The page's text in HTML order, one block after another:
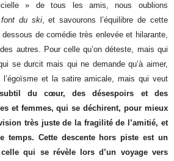
» de tous les amis, nous oublions
du ski, et savourons l’équilibre de cette
de comédie très enlevée et hilarante,
autres. Pour celle qu’on déteste, mais qui
se durcit mais qui ne demande qu’à aimer,
l’égoïsme et la satire amicale, mais qui veut
subtil du cœur, des désespoirs et des
et femmes, qui se déchirent, pour mieux
très juste de la fragilité de l’amitié, et
temps. Cette descente hors piste est un
qui se révèle lors d’un voyage vers